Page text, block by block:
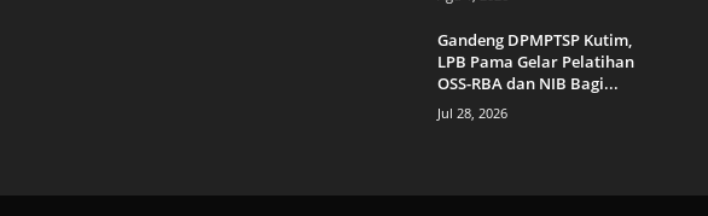
Gandeng DPMPTSP Kutim,
LPB Pama Gelar Pelatihan
OSS-RBA dan NIB Bagi...
Jul 28, 2026